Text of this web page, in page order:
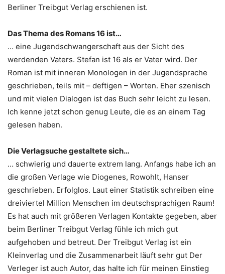
Berliner Treibgut Verlag erschienen ist.
Das Thema des Romans 16 ist…
… eine Jugendschwangerschaft aus der Sicht des
werdenden Vaters. Stefan ist 16 als er Vater wird. Der
Roman ist mit inneren Monologen in der Jugendsprache
geschrieben, teils mit – deftigen – Worten. Eher szenisch
und mit vielen Dialogen ist das Buch sehr leicht zu lesen.
Ich kenne jetzt schon genug Leute, die es an einem Tag
gelesen haben.
Die Verlagsuche gestaltete sich…
… schwierig und dauerte extrem lang. Anfangs habe ich an
die großen Verlage wie Diogenes, Rowohlt, Hanser
geschrieben. Erfolglos. Laut einer Statistik schreiben eine
dreiviertel Million Menschen im deutschsprachigen Raum!
Es hat auch mit größeren Verlagen Kontakte gegeben, aber
beim Berliner Treibgut Verlag fühle ich mich gut
aufgehoben und betreut. Der Treibgut Verlag ist ein
Kleinverlag und die Zusammenarbeit läuft sehr gut Der
Verleger ist auch Autor, das halte ich für meinen Einstieg